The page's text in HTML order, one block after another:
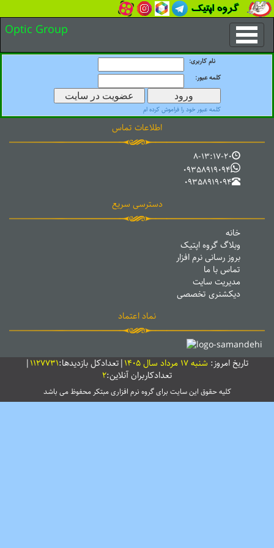
Optic Group
نام کاربری:
کلمه عبور:
کلمه عبور خود را فراموش کرده ام
اطلاعات تماس
8-13:17-20
09358919094
09358919094
دسترسی سریع
خانه
وبلاگ گروه اپتیک
بروز رسانی نرم افزار
تماس با ما
مدیریت سایت
دیکشنری تخصصی
نماد اعتماد
تاریخ امروز: شنبه 17 مرداد سال 1405 |تعدادکل بازدیدها:1127731
|
تعدادکاربران آنلاین:2
کلیه حقوق این سایت برای گروه نرم افزاریمبتکرمحفوظ می باشد